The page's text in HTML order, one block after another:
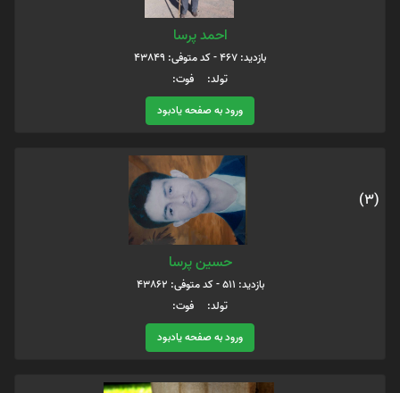
احمد پرسا
بازدید: 467 - کد متوفی: 43849
تولد: فوت:
ورود به صفحه یادبود
(3)
حسین پرسا
بازدید: 511 - کد متوفی: 43862
تولد: فوت:
ورود به صفحه یادبود